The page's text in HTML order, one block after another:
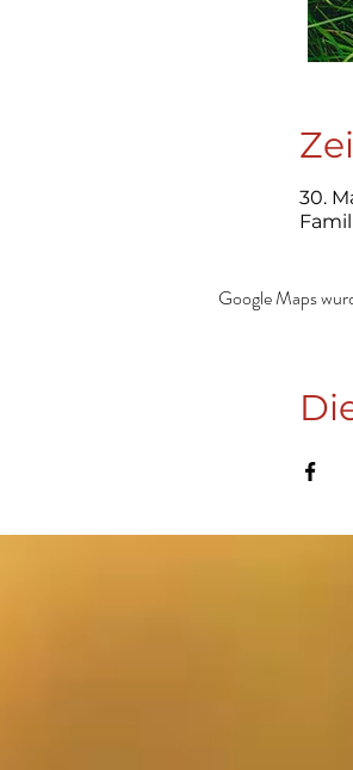
30.
Google Maps